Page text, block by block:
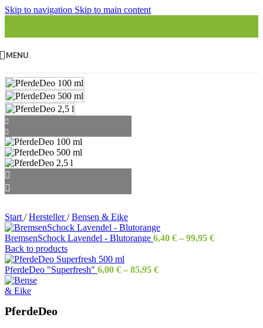
Skip to navigation Skip to main content
MENU
Start / Hersteller/ Bensen & Eike
BremsenSchock Lavendel - Blutorange 6,40 € – 99,95 €
Back to products
PferdeDeo "Superfresh" 6,00 € – 85,95 €
PferdeDeo